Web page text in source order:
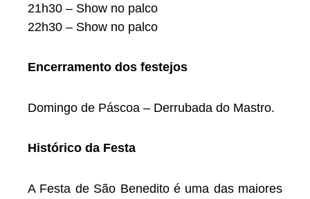
21h30 – Show no palco
22h30 – Show no palco
Encerramento dos festejos
Domingo de Páscoa – Derrubada do Mastro.
Histórico da Festa
A Festa de São Benedito é uma das maiores